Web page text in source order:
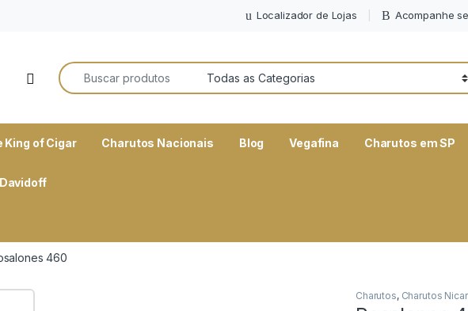
Localizador de Lojas Acompanhe
Open
Search for:
King of Cigar Charutos Nacionais Blog Vegafina Charutos em SP
460
Charutos, Charutos